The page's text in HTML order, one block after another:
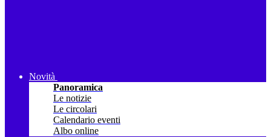
Novità
Panoramica
Le notizie
Le circolari
Calendario eventi
Albo online